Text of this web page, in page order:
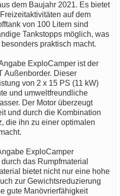
dem Baujahr 2021. Es bietet
auf dem
von 100 Litern sind
Tankstopps möglich, was
praktisch macht.
ExploCamper ist der
Außenborder. Dieser
von 2 x 15 PS (11 kW)
und umweltfreundliche
Der Motor überzeugt
und durch die Kombination
die ihn zu einer optimalen
ExploCamper
das Rumpfmaterial
bietet nicht nur eine hohe
zur Gewichtsreduzierung
gute Manövrierfähigkeit